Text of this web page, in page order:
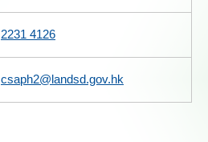
2231 4126
csaph2@landsd.gov.hk